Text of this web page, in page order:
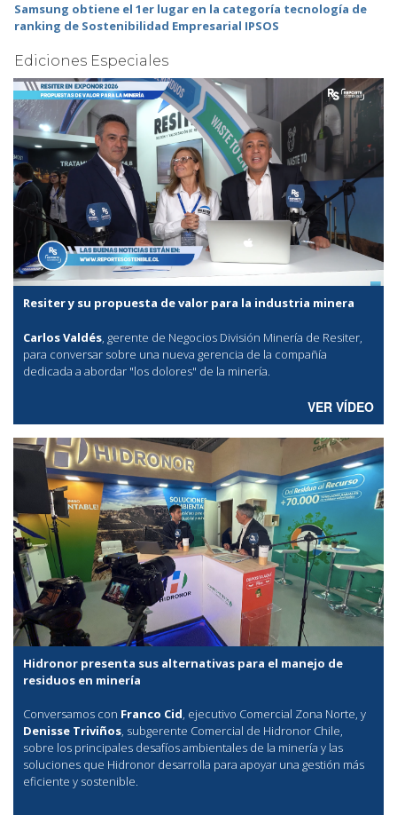
Samsung obtiene el 1er lugar en la categoría tecnología de
ranking de Sostenibilidad Empresarial IPSOS
Ediciones Especiales
Resiter y su propuesta de valor para la industria minera
Carlos Valdés, gerente de Negocios División Minería de Resiter,
para conversar sobre una nueva gerencia de la compañía
dedicada a abordar "los dolores" de la minería.
VER VÍDEO
Hidronor presenta sus alternativas para el manejo de
residuos en minería
Conversamos con Franco Cid, ejecutivo Comercial Zona Norte, y
Denisse Triviños, subgerente Comercial de Hidronor Chile,
sobre los principales desafíos ambientales de la minería y las
soluciones que Hidronor desarrolla para apoyar una gestión más
eficiente y sostenible.